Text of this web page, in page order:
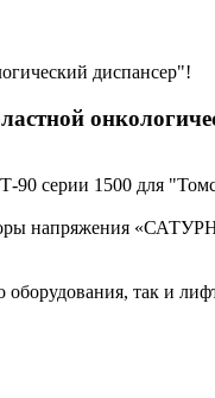
диспансер"!
серии 1500 для
напряжения
так и